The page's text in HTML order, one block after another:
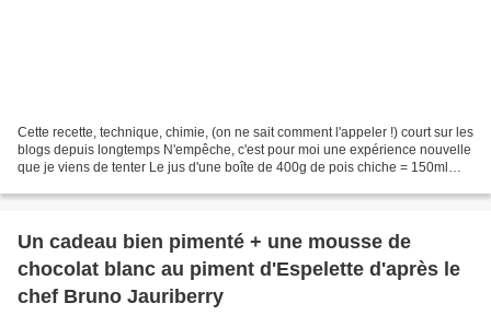
Cette recette, technique, chimie, (on ne sait comment l'appeler !) court sur les
blogs depuis longtemps N'empêche, c'est pour moi une expérience nouvelle
que je viens de tenter Le jus d'une boîte de 400g de pois chiche = 150ml
Un cadeau bien pimenté + une mousse de
chocolat blanc au piment d'Espelette d'après le
chef Bruno Jauriberry